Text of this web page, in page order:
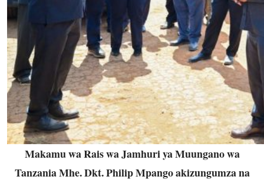
Makamu wa Rais wa Jamhuri ya Muungano wa
Tanzania Mhe. Dkt. Philip Mpango akizungumza na